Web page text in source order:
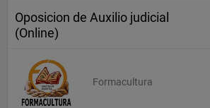
Oposicion de Auxilio judicial
(Online)
Formacultura